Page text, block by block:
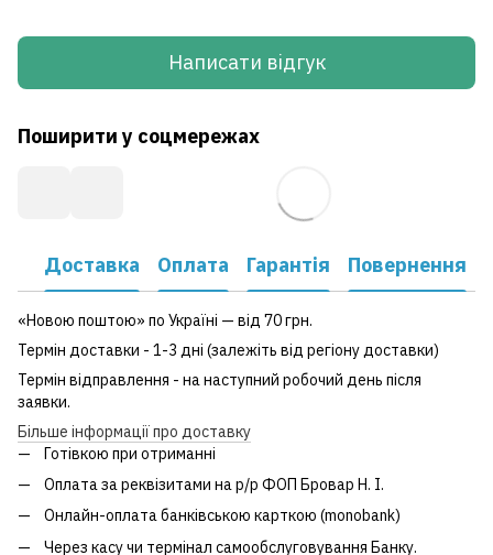
Написати відгук
Поширити у соцмережах
Доставка Оплата Гарантія Повернення
«Новою поштою» по Україні — від 70 грн.
Термін доставки - 1-3 дні (залежіть від регіону доставки)
Термін відправлення - на наступний робочий день після
заявки.
Більше інформації про доставку
Готівкою при отриманні
Оплата за реквізитами на р/р ФОП Бровар Н. І.
Онлайн-оплата банківською карткою (monobank)
Через касу чи термінал самообслуговування Банку.